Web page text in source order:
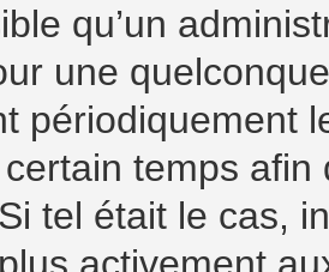
qu’un
une
périodiquement
temps
tel était le cas,